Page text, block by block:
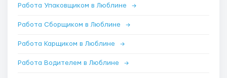
Работа Упаковщиком в Люблине →
Работа Сборщиком в Люблине →
Работа Карщиком в Люблине →
Работа Водителем в Люблине →